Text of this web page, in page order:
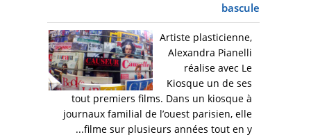
bascule
Artiste plasticienne,
Alexandra Pianelli
réalise avec Le
Kiosque un de ses
tout premiers films. Dans un kiosque à
journaux familial de l’ouest parisien, elle
filme sur plusieurs années tout en y...